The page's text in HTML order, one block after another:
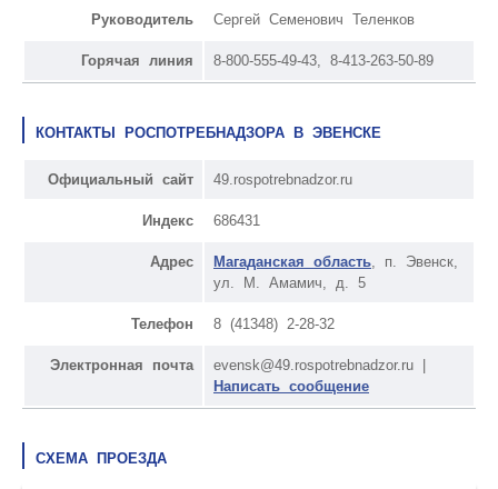
Руководитель Сергей Семенович Теленков
Горячая линия 8-800-555-49-43, 8-413-263-50-89
КОНТАКТЫ РОСПОТРЕБНАДЗОРА В ЭВЕНСКЕ
Официальный сайт 49.rospotrebnadzor.ru
Индекс 686431
Адрес Магаданская область , п. Эвенск,
ул. М. Амамич, д. 5
Телефон 8 (41348) 2-28-32
Электронная почта
evensk@49.rospotrebnadzor.ru |
Написать сообщение
СХЕМА ПРОЕЗДА